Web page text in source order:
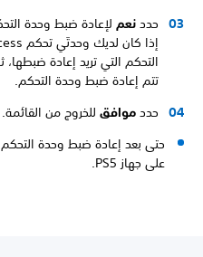
حدد نعم لإعادة ضبط وحدة
التحكم التي تريد إعادة ضبطها،
تتم إعادة ضبط وحدة التحكم.
حدد موافق للخروج من القائمة.
حتى بعد إعادة ضبط وحدة
على جهاز PS5.